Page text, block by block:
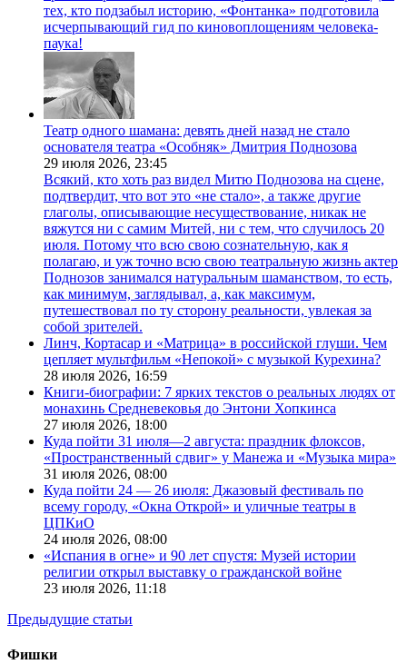
тех, кто подзабыл историю, «Фонтанка» подготовила
исчерпывающий гид по киновоплощениям человека-
паука!
Театр одного шамана: девять дней назад не стало
основателя театра «Особняк» Дмитрия Поднозова
29 июля 2026, 23:45
Всякий, кто хоть раз видел Митю Поднозова на сцене,
подтвердит, что вот это «не стало», а также другие
глаголы, описывающие несуществование, никак не
вяжутся ни с самим Митей, ни с тем, что случилось 20
июля. Потому что всю свою сознательную, как я
полагаю, и уж точно всю свою театральную жизнь актер
Поднозов занимался натуральным шаманством, то есть,
как минимум, заглядывал, а, как максимум,
путешествовал по ту сторону реальности, увлекая за
собой зрителей.
Линч, Кортасар и «Матрица» в российской глуши. Чем
цепляет мультфильм «Непокой» с музыкой Курехина?
28 июля 2026, 16:59
Книги-биографии: 7 ярких текстов о реальных людях от
монахинь Средневековья до Энтони Хопкинса
27 июля 2026, 18:00
Куда пойти 31 июля—2 августа: праздник флоксов,
«Пространственный сдвиг» у Манежа и «Музыка мира»
31 июля 2026, 08:00
Куда пойти 24 — 26 июля: Джазовый фестиваль по
всему городу, «Окна Открой» и уличные театры в
ЦПКиО
24 июля 2026, 08:00
«Испания в огне» и 90 лет спустя: Музей истории
религии открыл выставку о гражданской войне
23 июля 2026, 11:18
Предыдущие статьи
Фишки